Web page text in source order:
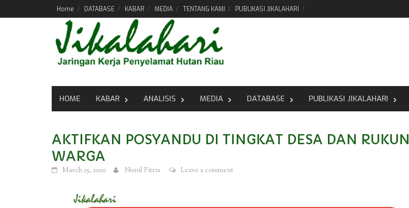
Home DATABASE KABAR MEDIA TENTANG KAMI PUBLIKASI JIKALAHARI
HOME KABAR ANALISIS MEDIA DATABASE PUBLIKASI JIKALAHARI
AKTIFKAN POSYANDU DI TINGKAT DESA DAN RUKUN
WARGA
March 25, 2020 Nurul Fitria Leave a comment